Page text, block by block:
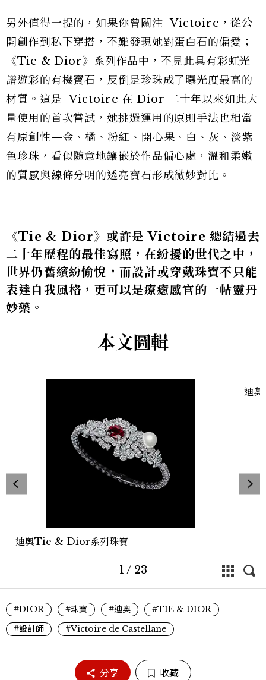
另外值得一提的，如果你曾關注 Victoire，從公
開創作到私下穿搭，不難發現她對蛋白石的偏愛；
《Tie & Dior》系列作品中，不見此具有彩虹光
譜遊彩的有機寶石，反倒是珍珠成了曝光度最高的
材質。這是 Victoire 在 Dior 二十年以來如此大
量使用的首次嘗試，她挑選運用的原則手法也相當
有原創性—金、橘、粉紅、開心果、白、灰、淡紫
色珍珠，看似隨意地鑲嵌於作品偏心處，溫和柔嫩
的質感與線條分明的透亮寶石形成微妙對比。
《Tie & Dior》或許是 Victoire 總結過去
二十年歷程的最佳寫照，在紛擾的世代之中，
世界仍舊繽紛愉悅，而設計或穿戴珠寶不只能
表達自我風格，更可以是療癒感官的一帖靈丹
妙藥。
本文圖輯
迪奧Tie & Dior系列珠寶
迪
1 / 23
#DIOR #珠寶 #迪奧
#TIE & DIOR
#設計師
#Victoire de Castellane
分享 收藏